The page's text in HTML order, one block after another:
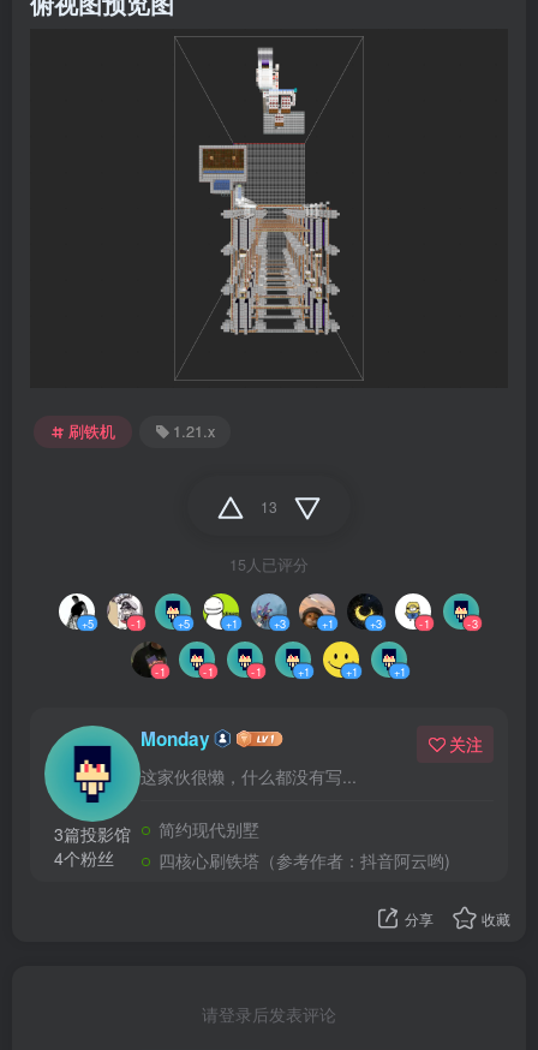
刷铁机 1.21.x
13
15人已评分
+5 -1 +5 +1 +3 +1 +3 -1 -3
-1 -1 -1 +1 +1 +1
3篇投影馆
4个粉丝
Monday
这家伙很懒，什么都没有写...
关注
简约现代别墅
四核心刷铁塔（参考作者：抖音阿云哟)
分享 收藏
请登录后发表评论